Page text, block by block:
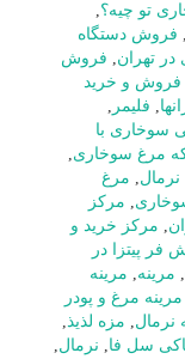
تو چیه؟,
, فروش دستگاه
تهران, فروش
فروش و خرید
, فلیمر ,
سوخاری با
,
, مرغ
, مرکز
, مرکز خرید و
پیتزا در
, مرینه, مرینه
مرینه مرغ و پودر
نرمال, مزه لذیذ,
سل فا, نرمال,